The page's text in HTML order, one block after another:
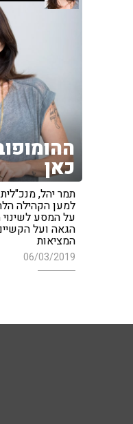
כאן
תמר יהל,
למען הקהילה
על המסע
הגאה ועל
המציאות
06/03/2019